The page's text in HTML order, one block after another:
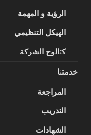
الرؤية و المهمة
الهيكل التنظيمي
كتالوج الشركة
خدمتنا
المراجعة
التدريب
الشهادات